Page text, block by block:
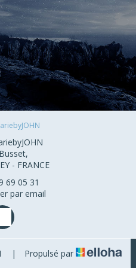
- FRANCE
69 05 31
par email
| Propulsé par